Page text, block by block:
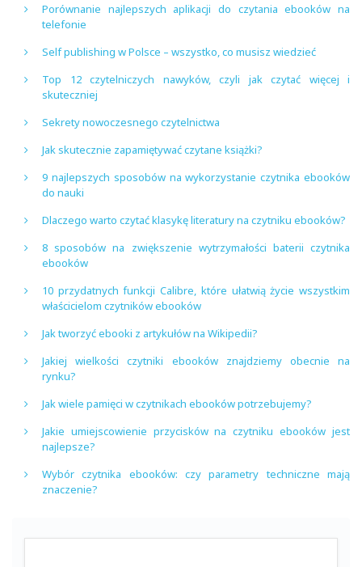
Porównanie najlepszych aplikacji do czytania ebooków na
telefonie
Self publishing w Polsce – wszystko, co musisz wiedzieć
Top 12 czytelniczych nawyków, czyli jak czytać więcej i
skuteczniej
Sekrety nowoczesnego czytelnictwa
Jak skutecznie zapamiętywać czytane książki?
9 najlepszych sposobów na wykorzystanie czytnika ebooków
do nauki
Dlaczego warto czytać klasykę literatury na czytniku ebooków?
8 sposobów na zwiększenie wytrzymałości baterii czytnika
ebooków
10 przydatnych funkcji Calibre, które ułatwią życie wszystkim
właścicielom czytników ebooków
Jak tworzyć ebooki z artykułów na Wikipedii?
Jakiej wielkości czytniki ebooków znajdziemy obecnie na
rynku?
Jak wiele pamięci w czytnikach ebooków potrzebujemy?
Jakie umiejscowienie przycisków na czytniku ebooków jest
najlepsze?
Wybór czytnika ebooków: czy parametry techniczne mają
znaczenie?